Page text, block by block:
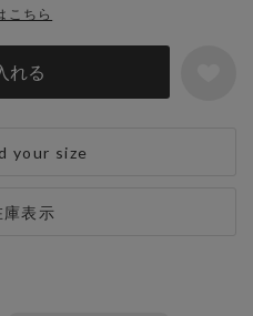
れる
庫表示
こちら
your size